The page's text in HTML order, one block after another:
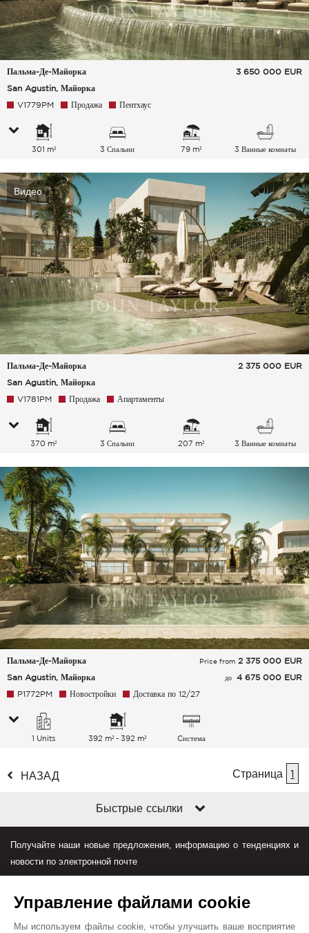
Пальма-Де-Майорка
San Agustin, Майорка
3 650 000 EUR
V1779PM Продажа Пентхаус
301 m² 3 Спальни 79 m² 3 Ванные комнаты
Видео
Пальма-Де-Майорка
San Agustin, Майорка
2 375 000 EUR
V1781PM Продажа Апартаменты
370 m² 3 Спальни 207 m² 3 Ванные комнаты
Пальма-Де-Майорка
San Agustin, Майорка
Price from 2 375 000 EUR
до 4 675 000 EUR
P1772PM
Новостройки Доставка по 12/27
1 Units 392 m² - 392 m²
Cистема
НАЗАД Страница 1
Быстрые ссылки
Получайте наши новые предложения, информацию о тенденциях и
новости по электронной почте
Управление файлами cookie
Мы используем файлы cookie, чтобы улучшить ваше восприятие